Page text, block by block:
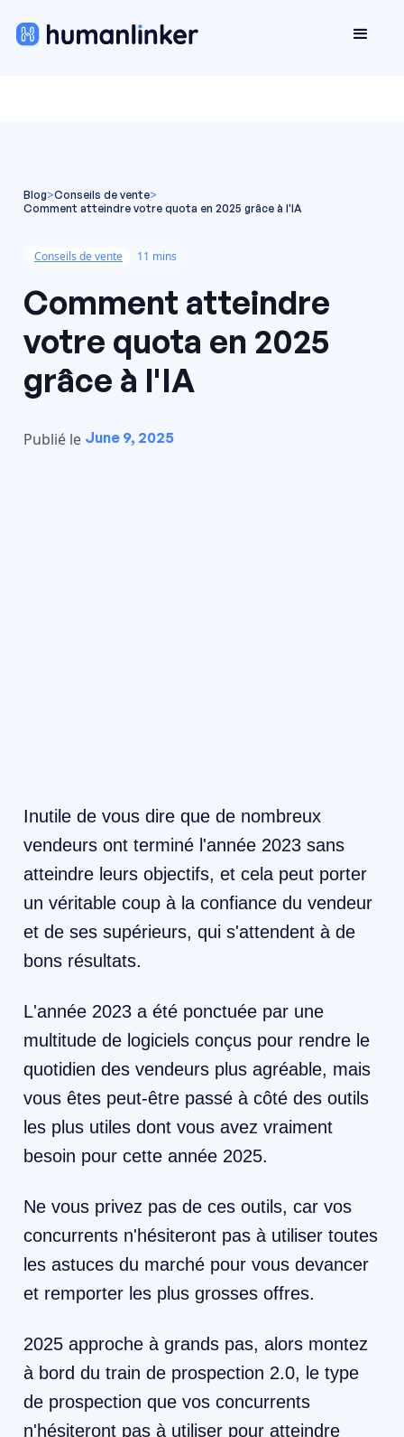
Blog>Conseils de vente>
Comment atteindre votre quota en 2025 grâce à l'IA
Conseils de vente 11 mins
Comment atteindre
votre quota en 2025
grâce à l'IA
Publié le June 9, 2025
Inutile de vous dire que de nombreux
vendeurs ont terminé l'année 2023 sans
atteindre leurs objectifs, et cela peut porter
un véritable coup à la confiance du vendeur
et de ses supérieurs, qui s'attendent à de
bons résultats.
L'année 2023 a été ponctuée par une
multitude de logiciels conçus pour rendre le
quotidien des vendeurs plus agréable, mais
vous êtes peut-être passé à côté des outils
les plus utiles dont vous avez vraiment
besoin pour cette année 2025.
Ne vous privez pas de ces outils, car vos
concurrents n'hésiteront pas à utiliser toutes
les astuces du marché pour vous devancer
et remporter les plus grosses offres.
2025 approche à grands pas, alors montez
à bord du train de prospection 2.0, le type
de prospection que vos concurrents
n'hésiteront pas à utiliser pour atteindre